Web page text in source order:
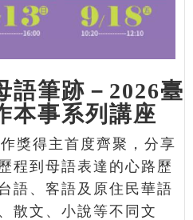
語筆跡－2026臺
本事系列講座
獎得主首度齊聚，分享
程到母語表達的心路歷
語、客語及原住民華語
散文、小說等不同文